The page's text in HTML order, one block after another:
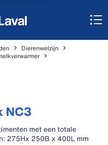
Dierenwelzijn
NC3
met een totale
275Hx 250B x 400L mm